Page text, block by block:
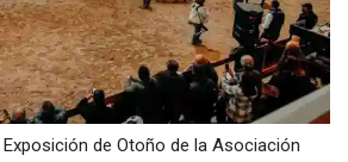
Exposición de Otoño de la Asociación